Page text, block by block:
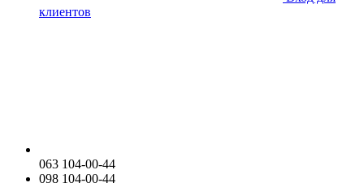
клиентов
063 104-00-44
098 104-00-44